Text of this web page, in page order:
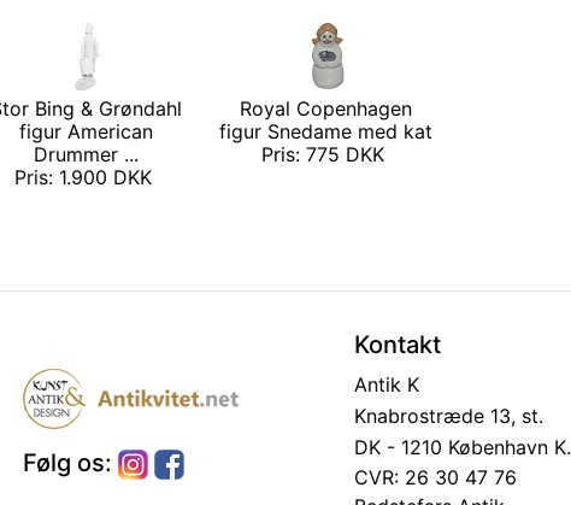
Bing & Grøndahl
figur American
Drummer ...
Pris: 1.900 DKK
Royal Copenhagen
figur Snedame med kat
Pris: 775 DKK
Følg os:
Kontakt
Antik K
Knabrostræde 13, st.
DK - 1210 København K.
CVR: 26 30 47 76